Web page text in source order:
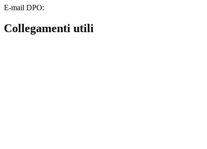
E-mail DPO:
Collegamenti utili